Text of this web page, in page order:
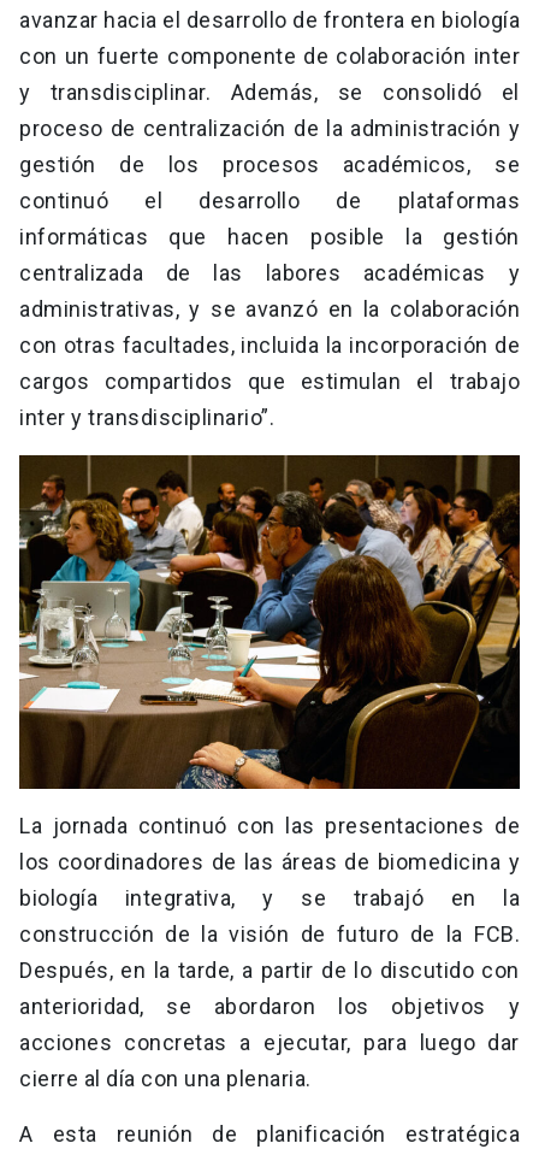
avanzar hacia el desarrollo de frontera en biología
con un fuerte componente de colaboración inter
y transdisciplinar. Además, se consolidó el
proceso de centralización de la administración y
gestión de los procesos académicos, se
continuó el desarrollo de plataformas
informáticas que hacen posible la gestión
centralizada de las labores académicas y
administrativas, y se avanzó en la colaboración
con otras facultades, incluida la incorporación de
cargos compartidos que estimulan el trabajo
inter y transdisciplinario”.
La jornada continuó con las presentaciones de
los coordinadores de las áreas de biomedicina y
biología integrativa, y se trabajó en la
construcción de la visión de futuro de la FCB.
Después, en la tarde, a partir de lo discutido con
anterioridad, se abordaron los objetivos y
acciones concretas a ejecutar, para luego dar
cierre al día con una plenaria.
A esta reunión de planificación estratégica